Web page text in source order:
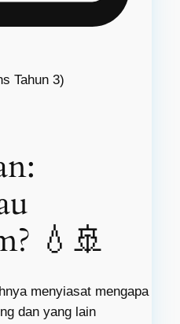
Tahun 3)
💧🚢
menyiasat mengapa
dan yang lain